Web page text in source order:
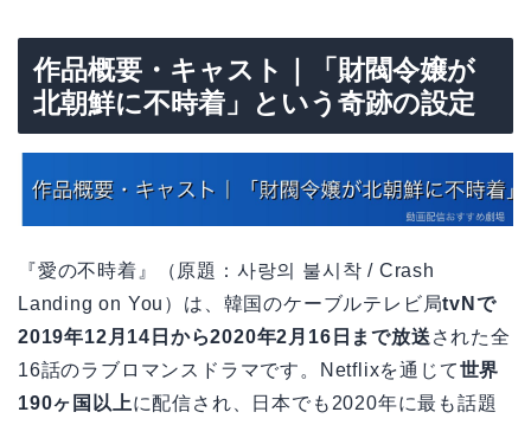
作品概要・キャスト｜「財閥令嬢が
北朝鮮に不時着」という奇跡の設定
『愛の不時着』（原題：사랑의 불시착 / Crash
Landing on You）は、韓国のケーブルテレビ局tvNで
2019年12月14日から2020年2月16日まで放送 された全
16話のラブロマンスドラマです。Netflixを通じて世界
190ヶ国以上に配信され、日本でも2020年に最も話題